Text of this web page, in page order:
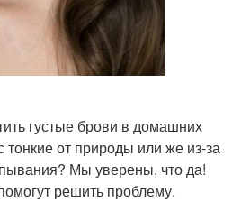
густые брови в домашних
тонкие от природы или же из-за
Мы уверены, что да!
решить проблему.